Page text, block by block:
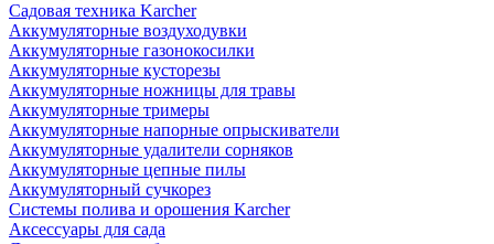
Садовая техника Karcher
Аккумуляторные воздуходувки
Аккумуляторные газонокосилки
Аккумуляторные кусторезы
Аккумуляторные ножницы для травы
Аккумуляторные тримеры
Аккумуляторные напорные опрыскиватели
Аккумуляторные удалители сорняков
Аккумуляторные цепные пилы
Аккумуляторный сучкорез
Системы полива и орошения Karcher
Аксессуары для сада